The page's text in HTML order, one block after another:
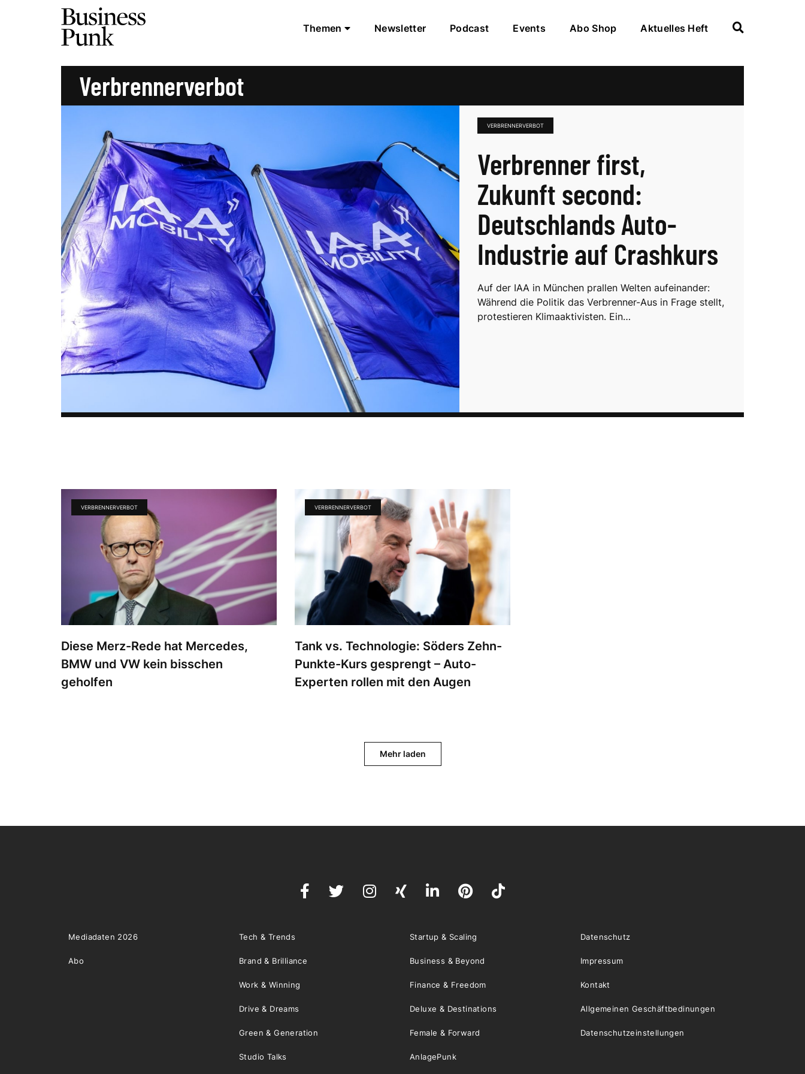
Themen Newsletter Podcast Events Abo Shop Aktuelles Heft
Verbrennerverbot
VERBRENNERVERBOT
Verbrenner first,
Zukunft second:
Deutschlands Auto-
Industrie auf Crashkurs
Auf der IAA in München prallen Welten aufeinander:
Während die Politik das Verbrenner-Aus in Frage stellt,
protestieren Klimaaktivisten. Ein…
Diese Merz-Rede hat Mercedes,
BMW und VW kein bisschen
geholfen
VERBRENNERVERBOT
Tank vs. Technologie: Söders Zehn-
Punkte-Kurs gesprengt – Auto-
Experten rollen mit den Augen
VERBRENNERVERBOT
Mehr laden
Mediadaten 2026
Abo
Tech & Trends Startup & Scaling
Brand & Brilliance Business & Beyond
Work & Winning Finance & Freedom
Drive & Dreams Deluxe & Destinations
Green & Generation Female & Forward
Studio Talks AnlagePunk
Datenschutz
Impressum
Kontakt
Allgemeinen Geschäftbedinungen
Datenschutzeinstellungen